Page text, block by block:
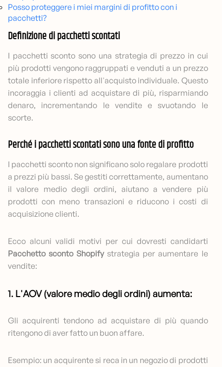
Posso proteggere i miei margini di profitto con i
pacchetti?
Definizione di pacchetti scontati
I pacchetti sconto sono una strategia di prezzo in cui
più prodotti vengono raggruppati e venduti a un prezzo
totale inferiore rispetto all'acquisto individuale. Questo
incoraggia i clienti ad acquistare di più, risparmiando
denaro, incrementando le vendite e svuotando le
scorte.
Perché i pacchetti scontati sono una fonte di profitto
I pacchetti sconto non significano solo regalare prodotti
a prezzi più bassi. Se gestiti correttamente, aumentano
il valore medio degli ordini, aiutano a vendere più
prodotti con meno transazioni e riducono i costi di
acquisizione clienti.
Ecco alcuni validi motivi per cui dovresti candidarti
Pacchetto sconto Shopifystrategia per aumentare le
vendite:
1. L'AOV (valore medio degli ordini) aumenta:
Gli acquirenti tendono ad acquistare di più quando
ritengono di aver fatto un buon affare.
Esempio: un acquirente si reca in un negozio di prodotti